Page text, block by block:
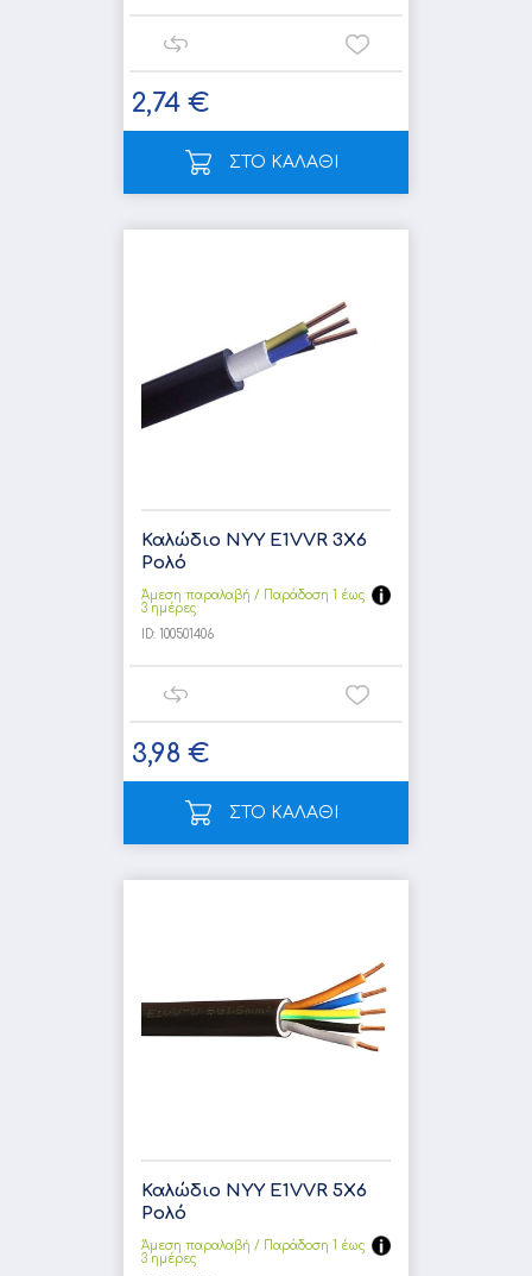
2,74 €
ΣΤΟ ΚΑΛΑΘΙ
Καλώδιο NYY E1VVR 3X6
Ρολό
Άμεση παραλαβή / Παράδoση 1 έως
3 ημέρες
ID: 100501406
3,98 €
ΣΤΟ ΚΑΛΑΘΙ
Καλώδιο NYY E1VVR 5X6
Ρολό
Άμεση παραλαβή / Παράδoση 1 έως
3 ημέρες